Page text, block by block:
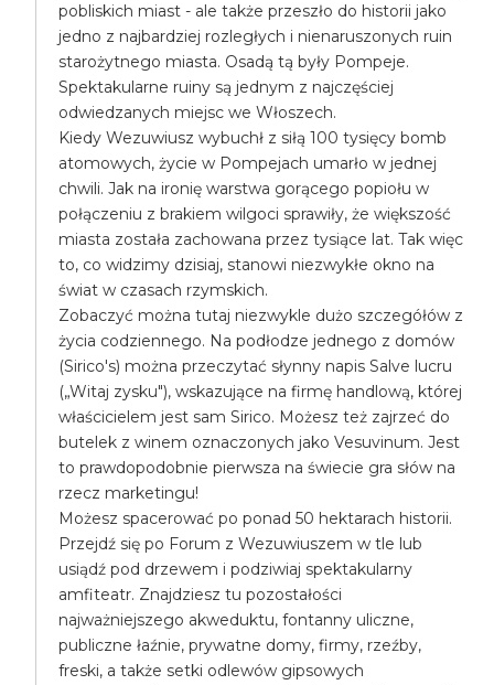
pobliskich miast - ale także przeszło do historii jako
jedno z najbardziej rozległych i nienaruszonych ruin
starożytnego miasta. Osadą tą były Pompeje.
Spektakularne ruiny są jednym z najczęściej
odwiedzanych miejsc we Włoszech.
Kiedy Wezuwiusz wybuchł z siłą 100 tysięcy bomb
atomowych, życie w Pompejach umarło w jednej
chwili. Jak na ironię warstwa gorącego popiołu w
połączeniu z brakiem wilgoci sprawiły, że większość
miasta została zachowana przez tysiące lat. Tak więc
to, co widzimy dzisiaj, stanowi niezwykłe okno na
świat w czasach rzymskich.
Zobaczyć można tutaj niezwykle dużo szczegółów z
życia codziennego. Na podłodze jednego z domów
(Sirico's) można przeczytać słynny napis Salve lucru
(„Witaj zysku"), wskazujące na firmę handlową, której
właścicielem jest sam Sirico. Możesz też zajrzeć do
butelek z winem oznaczonych jako Vesuvinum. Jest
to prawdopodobnie pierwsza na świecie gra słów na
rzecz marketingu!
Możesz spacerować po ponad 50 hektarach historii.
Przejdź się po Forum z Wezuwiuszem w tle lub
usiądź pod drzewem i podziwiaj spektakularny
amfiteatr. Znajdziesz tu pozostałości
najważniejszego akweduktu, fontanny uliczne,
publiczne łaźnie, prywatne domy, firmy, rzeźby,
freski, a także setki odlewów gipsowych